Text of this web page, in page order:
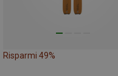
Risparmi 49%